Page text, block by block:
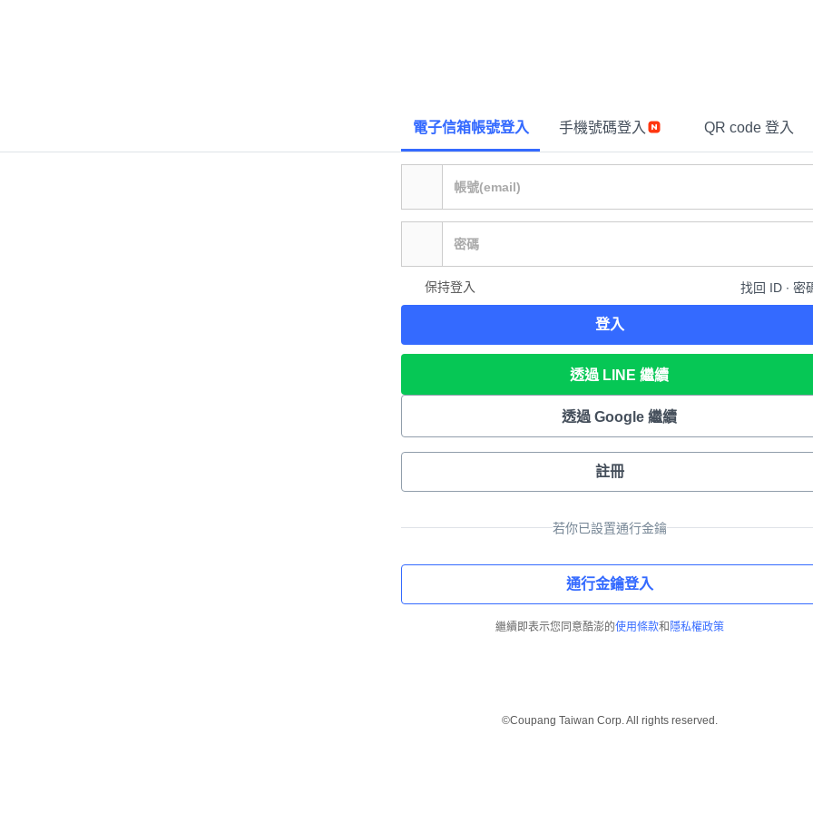
電子信箱帳號登入 手機號碼登入 QR code 登入
保持登入 找回 ID ∙ 密
登入
透過 LINE 繼續
透過 Google 繼續
註冊
若你已設置通行金鑰
通行金鑰登入
繼續即表示您同意酷澎的使用條款和 隱私權政策
©Coupang Taiwan Corp. All rights reserved.